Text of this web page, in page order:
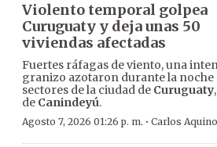
Violento temporal golpea
Curuguaty y deja unas 50
viviendas afectadas
Fuertes ráfagas de viento, una
granizo azotaron durante la noche
sectores de la ciudad de Curuguaty
de Canindeyú.
Agosto 7, 2026 01:26 p. m. · Carlos Aquino